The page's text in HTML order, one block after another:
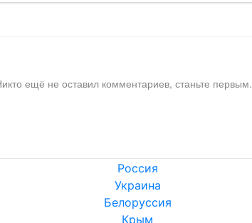
ещё не оставил комментариев, станьте первым.
Россия
Украина
Белоруссия
Крым